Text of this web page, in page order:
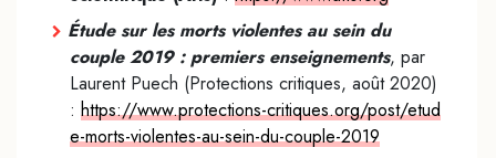
Étude sur les morts violentes au sein du
couple 2019 : premiers enseignements, par
Laurent Puech (Protections critiques, août 2020)
: https://www.protections-critiques.org/post/etud
e-morts-violentes-au-sein-du-couple-2019